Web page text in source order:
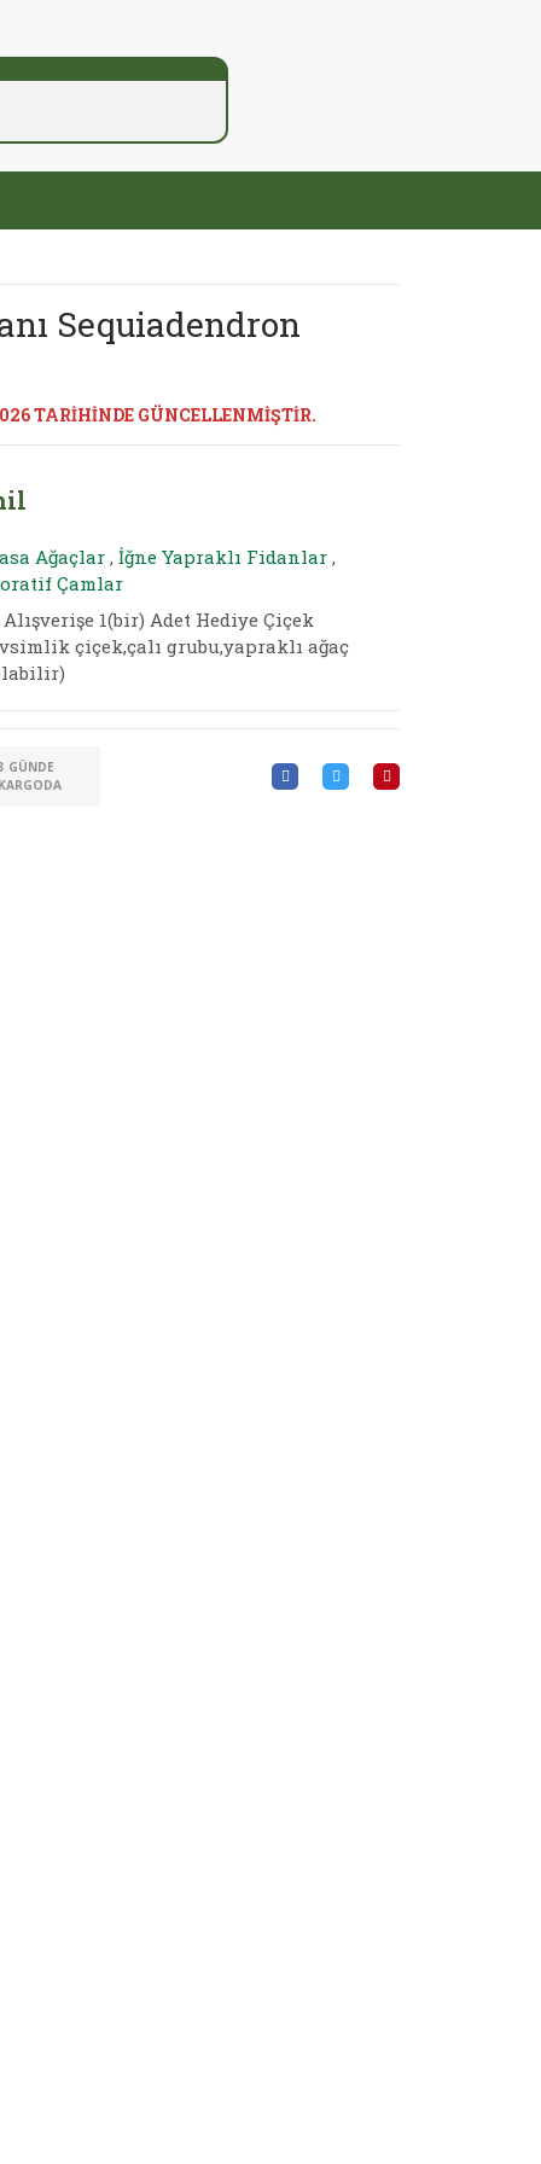
Sequiadendron
TARİHİNDE GÜNCELLENMİŞTİR.
Ağaçlar , İğne Yapraklı Fidanlar ,
Çamlar
Alışverişe 1(bir) Adet Hediye Çiçek
çiçek,çalı grubu,yapraklı ağaç
GÜNDE
KARGODA